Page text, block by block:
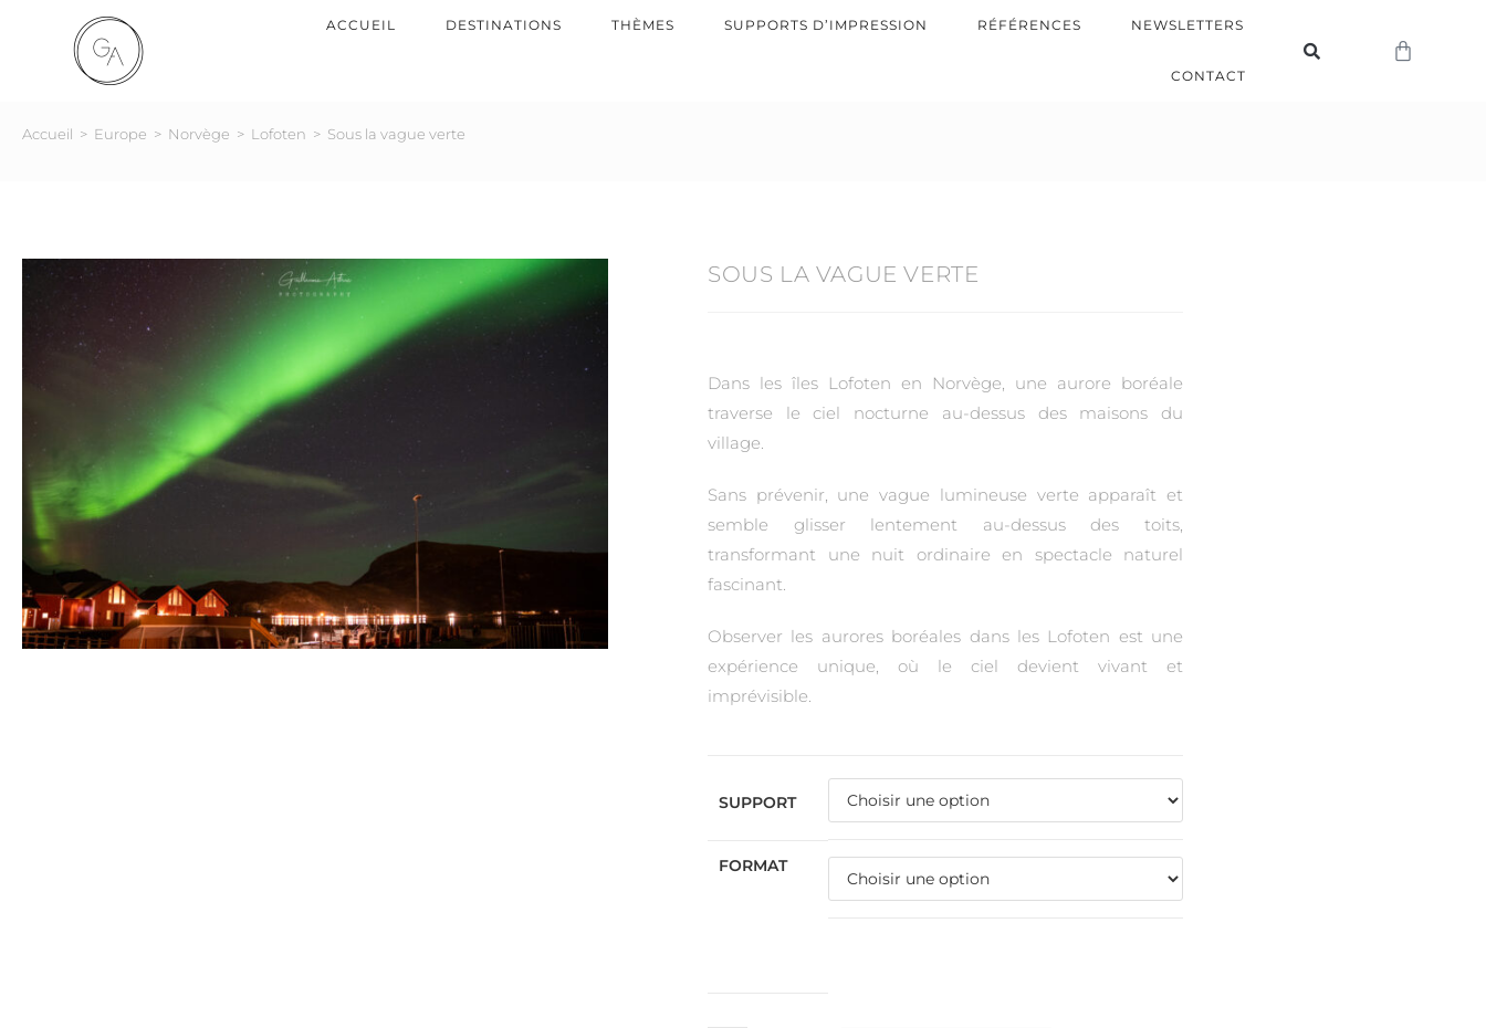
ACCUEIL DESTINATIONS THÈMES SUPPORTS D’IMPRESSION RÉFÉRENCES NEWSLETTERS
CONTACT
Accueil > Europe > Norvège > Lofoten > Sous la vague verte
SOUS LA VAGUE VERTE
Dans les îles Lofoten en Norvège, une aurore boréale
traverse le ciel nocturne au-dessus des maisons du
village.
Sans prévenir, une vague lumineuse verte apparaît et
semble glisser lentement au-dessus des toits,
transformant une nuit ordinaire en spectacle naturel
fascinant.
Observer les aurores boréales dans les Lofoten est une
expérience unique, où le ciel devient vivant et
imprévisible.
SUPPORT
FORMAT